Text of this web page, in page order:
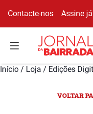
Contacte-nos Assine já
Início / Loja / Edições
VOLTAR